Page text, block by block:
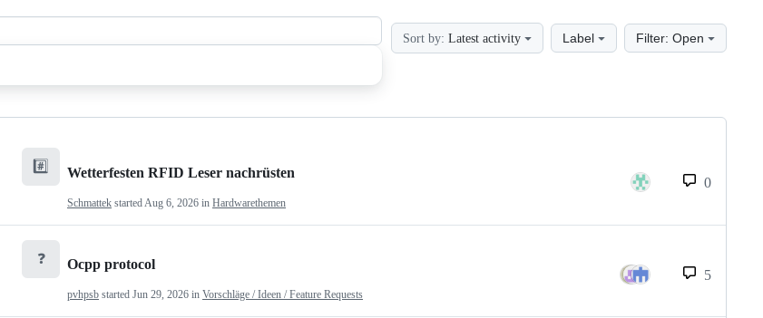
Sort by: Latest activity Label Filter: Open
#️⃣ Wetterfesten RFID Leser nachrüsten
Schmattek started Aug 6, 2026 in Hardwarethemen
0
❓ Ocpp protocol
pvhpsb started Jun 29, 2026 in Vorschläge / Ideen / Feature Requests
5